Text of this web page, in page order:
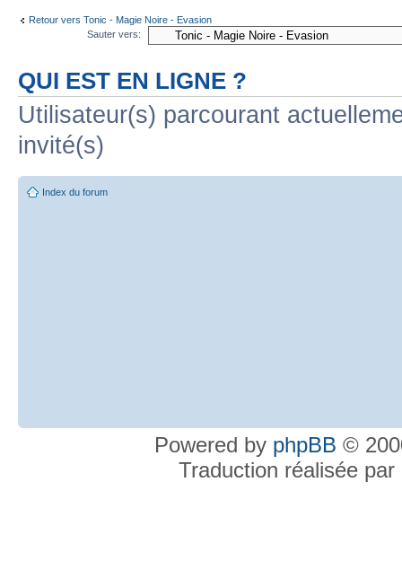
Retour vers Tonic - Magie Noire - Evasion
Sauter vers:
QUI EST EN LIGNE ?
Utilisateur(s) parcourant
invité(s)
Index du forum
Powered by phpBB ©
Traduction réalisée par